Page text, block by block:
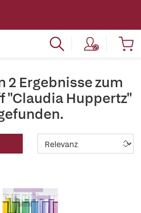
2 Ergebnisse zum
"Claudia Huppertz"